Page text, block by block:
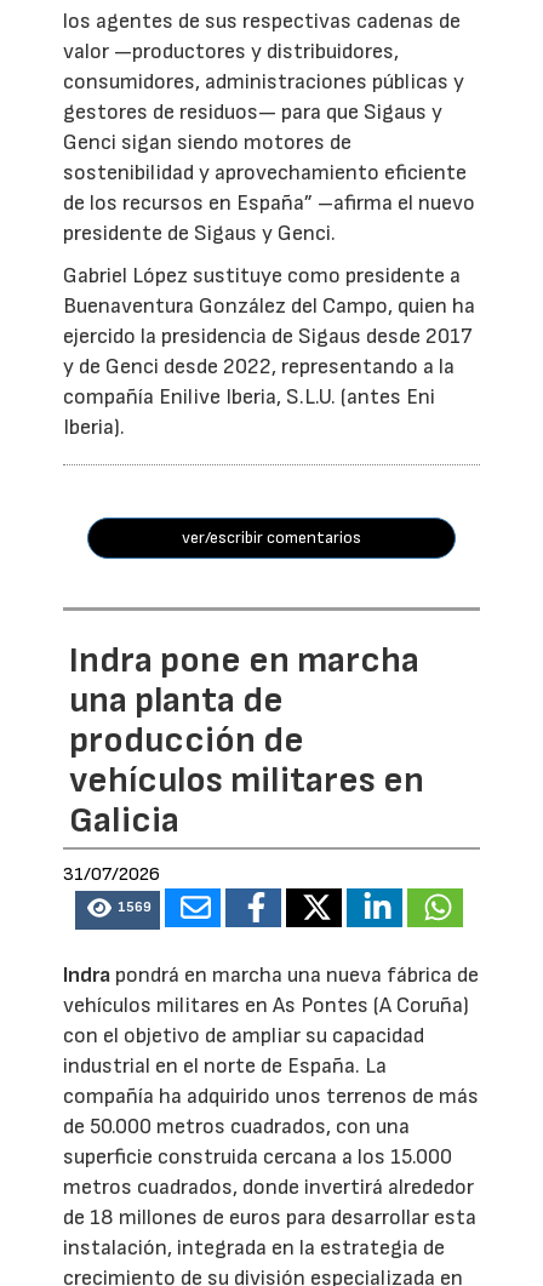
los agentes de sus respectivas cadenas de
valor —productores y distribuidores,
consumidores, administraciones públicas y
gestores de residuos— para que Sigaus y
Genci sigan siendo motores de
sostenibilidad y aprovechamiento eficiente
de los recursos en España” –afirma el nuevo
presidente de Sigaus y Genci.
Gabriel López sustituye como presidente a
Buenaventura González del Campo, quien ha
ejercido la presidencia de Sigaus desde 2017
y de Genci desde 2022, representando a la
compañía Enilive Iberia, S.L.U. (antes Eni
Iberia).
ver/escribir comentarios
Indra pone en marcha
una planta de
producción de
vehículos militares en
Galicia
31/07/2026
1569
Indra pondrá en marcha una nueva fábrica de
vehículos militares en As Pontes (A Coruña)
con el objetivo de ampliar su capacidad
industrial en el norte de España. La
compañía ha adquirido unos terrenos de más
de 50.000 metros cuadrados, con una
superficie construida cercana a los 15.000
metros cuadrados, donde invertirá alrededor
de 18 millones de euros para desarrollar esta
instalación, integrada en la estrategia de
crecimiento de su división especializada en